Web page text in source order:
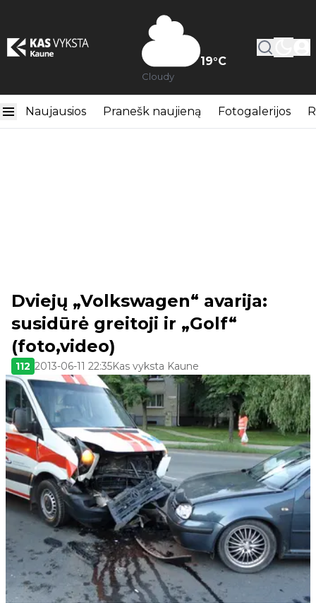
19°C
Cloudy
Naujausios Pranešk naujieną Fotogalerijos
Dviejų „Volkswagen“ avarija:
susidūrė greitoji ir „Golf“
(foto,video)
112 2013-06-11 22:35Kas vyksta Kaune